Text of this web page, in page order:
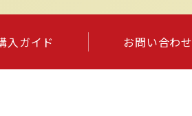
入ガイド お問い合わせ